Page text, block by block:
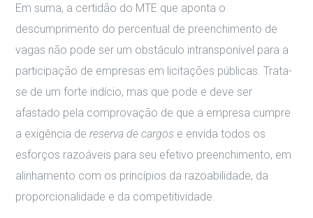
Em suma, a certidão do MTE que aponta o
descumprimento do percentual de preenchimento de
vagas não pode ser um obstáculo intransponível para a
participação de empresas em licitações públicas. Trata-
se de um forte indício, mas que pode e deve ser
afastado pela comprovação de que a empresa cumpre
a exigência dereserva de cargos e envida todos os
esforços razoáveis para seu efetivo preenchimento, em
alinhamento com os princípios da razoabilidade, da
proporcionalidade e da competitividade.